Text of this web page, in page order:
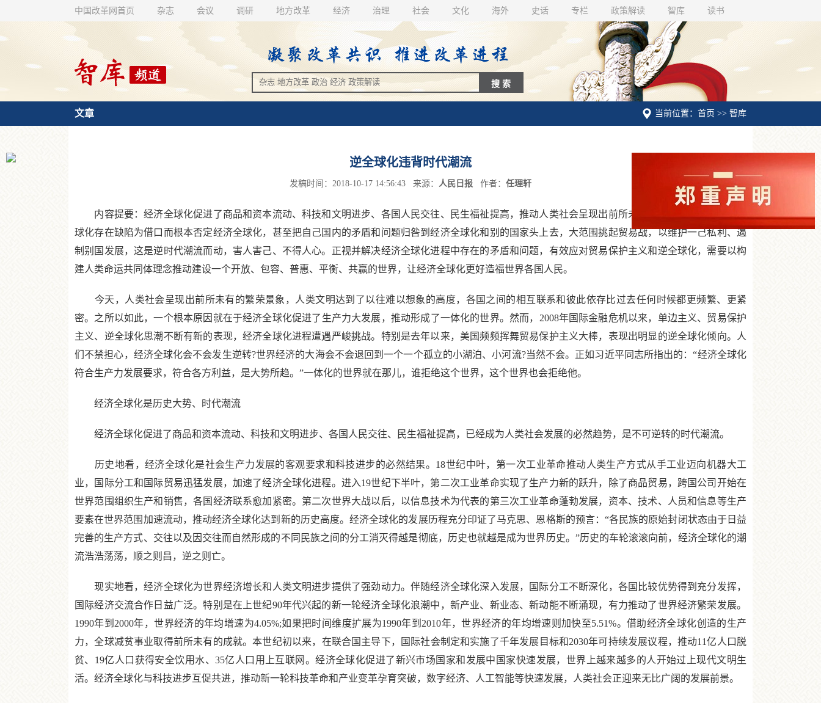
中国改革网首页 杂志 会议 调研 地方改革 经济 治理 社会 文化 海外 史话 专栏 政策解读 智库 读书
当前位置：首页 >> 智库
文章
逆全球化违背时代潮流
发稿时间：2018-10-17 14:56:43 来源： 人民日报 作者： 任理轩
内容提要：经济全球化促进了商品和资本流动、科技和文明进步、各国人民交往、民生福祉提高，推动人类社会呈现出前所未有的繁荣景象。以经济全
球化存在缺陷为借口而根本否定经济全球化，甚至把自己国内的矛盾和问题归咎到经济全球化和别的国家头上去，大范围挑起贸易战，以维护一己私利、遏
制别国发展，这是逆时代潮流而动，害人害己、不得人心。正视并解决经济全球化进程中存在的矛盾和问题，有效应对贸易保护主义和逆全球化，需要以构
建人类命运共同体理念推动建设一个开放、包容、普惠、平衡、共赢的世界，让经济全球化更好造福世界各国人民。
今天，人类社会呈现出前所未有的繁荣景象，人类文明达到了以往难以想象的高度，各国之间的相互联系和彼此依存比过去任何时候都更频繁、更紧
密。之所以如此，一个根本原因就在于经济全球化促进了生产力大发展，推动形成了一体化的世界。然而，2008年国际金融危机以来，单边主义、贸易保护
主义、逆全球化思潮不断有新的表现，经济全球化进程遭遇严峻挑战。特别是去年以来，美国频频挥舞贸易保护主义大棒，表现出明显的逆全球化倾向。人
们不禁担心，经济全球化会不会发生逆转?世界经济的大海会不会退回到一个一个孤立的小湖泊、小河流?当然不会。正如习近平同志所指出的：“经济全球化
符合生产力发展要求，符合各方利益，是大势所趋。”一体化的世界就在那儿，谁拒绝这个世界，这个世界也会拒绝他。
经济全球化是历史大势、时代潮流
经济全球化促进了商品和资本流动、科技和文明进步、各国人民交往、民生福祉提高，已经成为人类社会发展的必然趋势，是不可逆转的时代潮流。
历史地看，经济全球化是社会生产力发展的客观要求和科技进步的必然结果。18世纪中叶，第一次工业革命推动人类生产方式从手工业迈向机器大工
业，国际分工和国际贸易迅猛发展，加速了经济全球化进程。进入19世纪下半叶，第二次工业革命实现了生产力新的跃升，除了商品贸易，跨国公司开始在
世界范围组织生产和销售，各国经济联系愈加紧密。第二次世界大战以后，以信息技术为代表的第三次工业革命蓬勃发展，资本、技术、人员和信息等生产
要素在世界范围加速流动，推动经济全球化达到新的历史高度。经济全球化的发展历程充分印证了马克思、恩格斯的预言：“各民族的原始封闭状态由于日益
完善的生产方式、交往以及因交往而自然形成的不同民族之间的分工消灭得越是彻底，历史也就越是成为世界历史。”历史的车轮滚滚向前，经济全球化的潮
流浩浩荡荡，顺之则昌，逆之则亡。
现实地看，经济全球化为世界经济增长和人类文明进步提供了强劲动力。伴随经济全球化深入发展，国际分工不断深化，各国比较优势得到充分发挥，
国际经济交流合作日益广泛。特别是在上世纪90年代兴起的新一轮经济全球化浪潮中，新产业、新业态、新动能不断涌现，有力推动了世界经济繁荣发展。
1990年到2000年，世界经济的年均增速为4.05%;如果把时间维度扩展为1990年到2010年，世界经济的年均增速则加快至5.51%。借助经济全球化创造的生产
力，全球减贫事业取得前所未有的成就。本世纪初以来，在联合国主导下，国际社会制定和实施了千年发展目标和2030年可持续发展议程，推动11亿人口脱
贫、19亿人口获得安全饮用水、35亿人口用上互联网。经济全球化促进了新兴市场国家和发展中国家快速发展，世界上越来越多的人开始过上现代文明生
活。经济全球化与科技进步互促共进，推动新一轮科技革命和产业变革孕育突破，数字经济、人工智能等快速发展，人类社会正迎来无比广阔的发展前景。